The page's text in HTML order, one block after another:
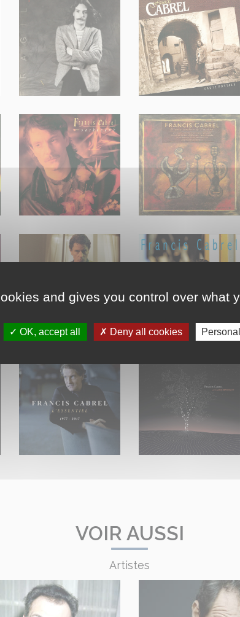
VOIR AUSSI
Artistes
and gives you control over what
OK, accept all Deny all cookies